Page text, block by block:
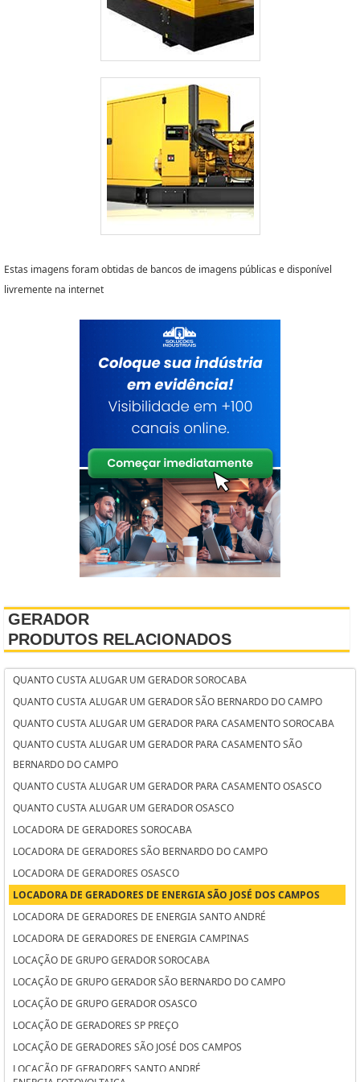
Estas imagens foram obtidas de bancos de imagens públicas e disponível
livremente na internet
GERADOR
PRODUTOS RELACIONADOS
QUANTO CUSTA ALUGAR UM GERADOR SOROCABA
QUANTO CUSTA ALUGAR UM GERADOR SÃO BERNARDO DO CAMPO
QUANTO CUSTA ALUGAR UM GERADOR PARA CASAMENTO SOROCABA
QUANTO CUSTA ALUGAR UM GERADOR PARA CASAMENTO SÃO
BERNARDO DO CAMPO
QUANTO CUSTA ALUGAR UM GERADOR PARA CASAMENTO OSASCO
QUANTO CUSTA ALUGAR UM GERADOR OSASCO
LOCADORA DE GERADORES SOROCABA
LOCADORA DE GERADORES SÃO BERNARDO DO CAMPO
LOCADORA DE GERADORES OSASCO
LOCADORA DE GERADORES DE ENERGIA SÃO JOSÉ DOS CAMPOS
LOCADORA DE GERADORES DE ENERGIA SANTO ANDRÉ
LOCADORA DE GERADORES DE ENERGIA CAMPINAS
LOCAÇÃO DE GRUPO GERADOR SOROCABA
LOCAÇÃO DE GRUPO GERADOR SÃO BERNARDO DO CAMPO
LOCAÇÃO DE GRUPO GERADOR OSASCO
LOCAÇÃO DE GERADORES SP PREÇO
LOCAÇÃO DE GERADORES SÃO JOSÉ DOS CAMPOS
LOCAÇÃO DE GERADORES SANTO ANDRÉ